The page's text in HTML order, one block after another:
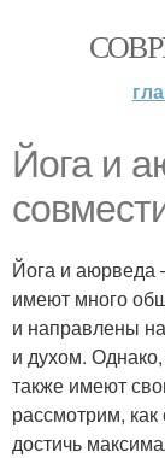
Йога и
Йога и аюрведа
имеют много
и направлены
и духом.
также имеют
рассмотрим,
достичь